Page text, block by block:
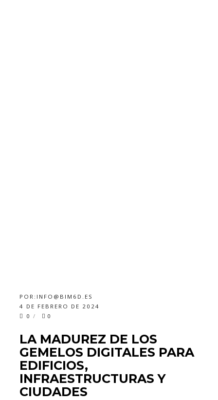
POR: INFO@BIM6D.ES
4 DE FEBRERO DE 2024
0
0
LA MADUREZ DE LOS
GEMELOS DIGITALES PARA
EDIFICIOS,
INFRAESTRUCTURAS Y
CIUDADES